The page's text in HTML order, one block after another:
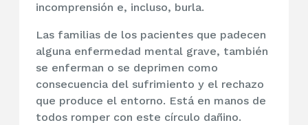
incomprensión e, incluso, burla.
Las familias de los pacientes que padecen
alguna enfermedad mental grave, también
se enferman o se deprimen como
consecuencia del sufrimiento y el rechazo
que produce el entorno. Está en manos de
todos romper con este círculo dañino.